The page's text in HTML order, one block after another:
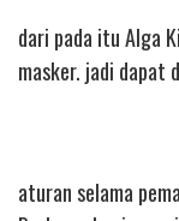
dari pada itu Alga
masker. jadi dapat
aturan selama